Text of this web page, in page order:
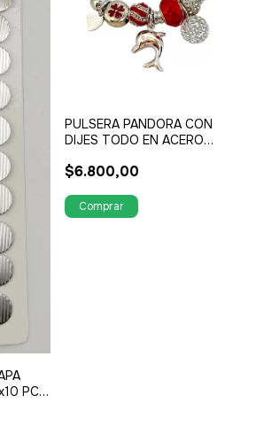
PCS
PULSERA PANDORA CON
DIJES TODO EN ACERO
$6.800,00